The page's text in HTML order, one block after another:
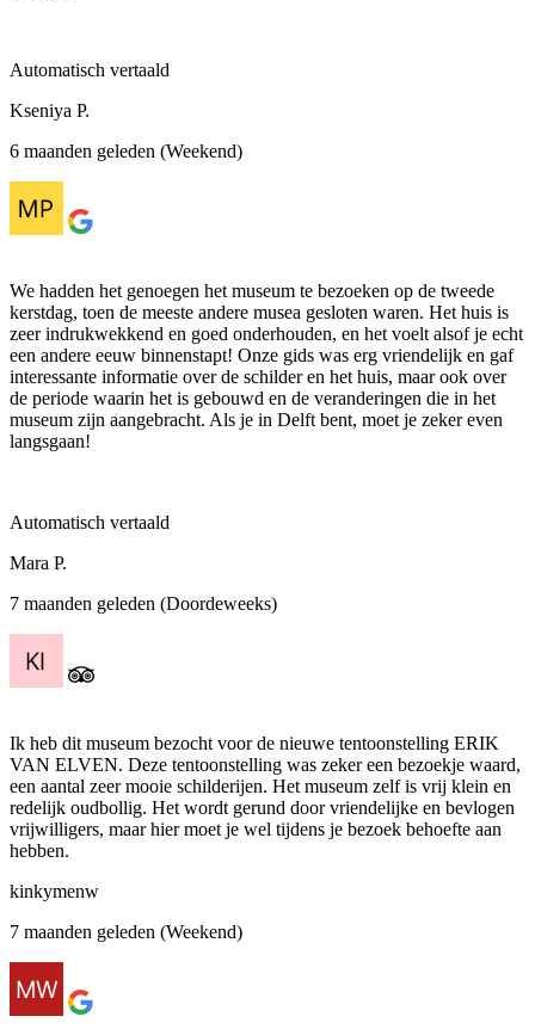
Automatisch vertaald
Kseniya P.
6 maanden geleden (Weekend)
We hadden het genoegen het museum te bezoeken op de tweede
kerstdag, toen de meeste andere musea gesloten waren. Het huis is
zeer indrukwekkend en goed onderhouden, en het voelt alsof je echt
een andere eeuw binnenstapt! Onze gids was erg vriendelijk en gaf
interessante informatie over de schilder en het huis, maar ook over
de periode waarin het is gebouwd en de veranderingen die in het
museum zijn aangebracht. Als je in Delft bent, moet je zeker even
langsgaan!
Automatisch vertaald
Mara P.
7 maanden geleden (Doordeweeks)
Ik heb dit museum bezocht voor de nieuwe tentoonstelling ERIK
VAN ELVEN. Deze tentoonstelling was zeker een bezoekje waard,
een aantal zeer mooie schilderijen. Het museum zelf is vrij klein en
redelijk oudbollig. Het wordt gerund door vriendelijke en bevlogen
vrijwilligers, maar hier moet je wel tijdens je bezoek behoefte aan
hebben.
kinkymenw
7 maanden geleden (Weekend)